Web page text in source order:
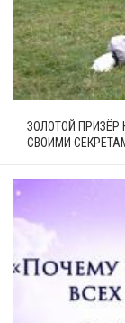
ЗОЛОТОЙ ПРИЗЁР
СВОИМИ